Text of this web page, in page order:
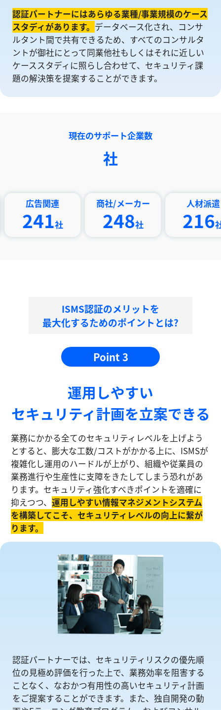
認証パートナーにはあらゆる業種/事業規模のケース
スタディがあります。 データベース化され、コンサ
ルタント間で共有できるため、すべてのコンサルタ
ントが御社にとって同業他社もしくはそれに近しい
ケーススタディに照らし合わせて、セキュリティ課
題の解決策を提案することができます。
現在のサポート企業数
社
告関連
社
商社/メーカー
248社
人材派遣
216社
ISMS認証のメリットを
最大化するためのポイントとは?
Point 3
運⽤しやすい
セキュリティ計画を⽴案できる
業務にかかる全てのセキュリティレベルを上げよう
とすると、膨大な工数/コストがかかる上に、ISMSが
複雑化し運⽤のハードルが上がり、組織や従業員の
業務進⾏や生産性に⽀障をきたしてしまう恐れがあ
ります。セキュリティ強化すべきポイントを適確に
抑えつつ、運⽤しやすい情報マネジメントシステム
を構築してこそ、セキュリティレベルの向上に繋が
ります。
認証パートナーでは、セキュリティリスクの優先順
位の⾒極め評価を⾏った上で、業務効率を阻害する
ことなく、なおかつ有⽤性の⾼いセキュリティ計画
をご提案することができます。また、独自開発の動